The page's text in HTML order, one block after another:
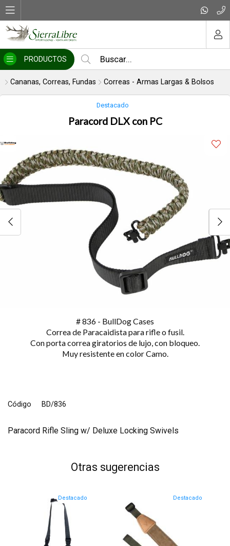
PRODUCTOS
Cananas, Correas, Fundas Correas - Armas Largas & Bolsos
Destacado
Paracord DLX con PC
# 836 - BullDog Cases
Correa de Paracaidista para rifle o fusil.
Con porta correa giratorios de lujo, con bloqueo.
Muy resistente en color Camo.
Código BD/836
Paracord Rifle Sling w/ Deluxe Locking Swivels
Otras sugerencias
Destacado Destacado